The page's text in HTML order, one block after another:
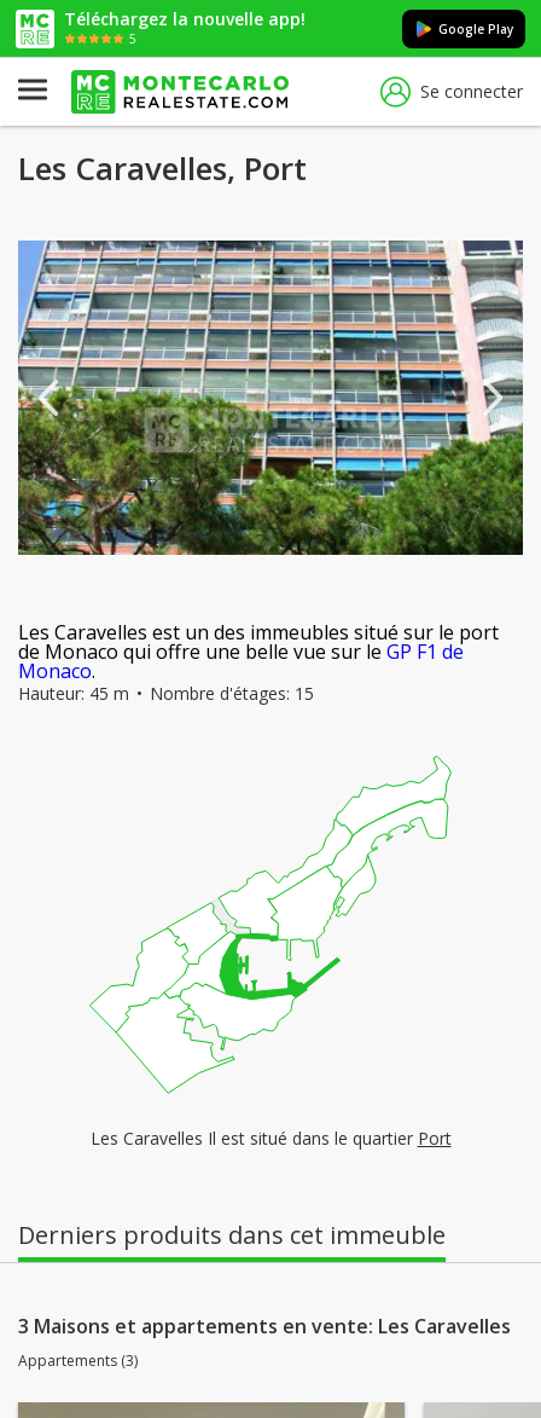
Téléchargez la nouvelle app!
5
Google Play
Se connecter
Les Caravelles, Port
Les Caravelles est un des immeubles situé sur le port
de Monaco qui offre une belle vue sur le GP F1 de
Monaco.
Hauteur: 45 m Nombre d'étages: 15
Les Caravelles Il est situé dans le quartier Port
Derniers produits dans cet immeuble
3 Maisons et appartements en vente: Les Caravelles
Appartements (3)